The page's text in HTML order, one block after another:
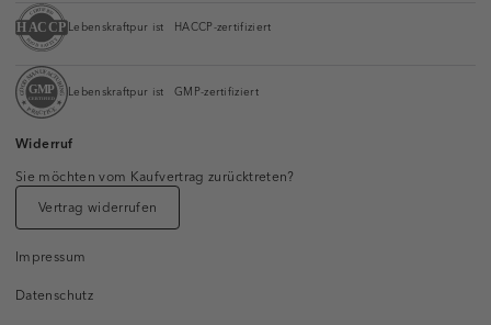
Lebenskraftpur ist HACCP-zertifiziert
Lebenskraftpur ist GMP-zertifiziert
Widerruf
Sie möchten vom Kaufvertrag zurücktreten?
Vertrag widerrufen
Impressum
Datenschutz